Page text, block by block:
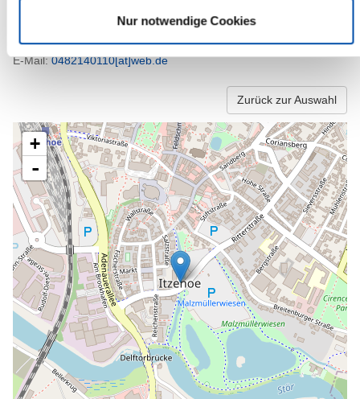
Nur notwendige Cookies
Telefon:015153752674
E-Mail:0482140110[at]web.de
Zurück zur Auswahl
+
-